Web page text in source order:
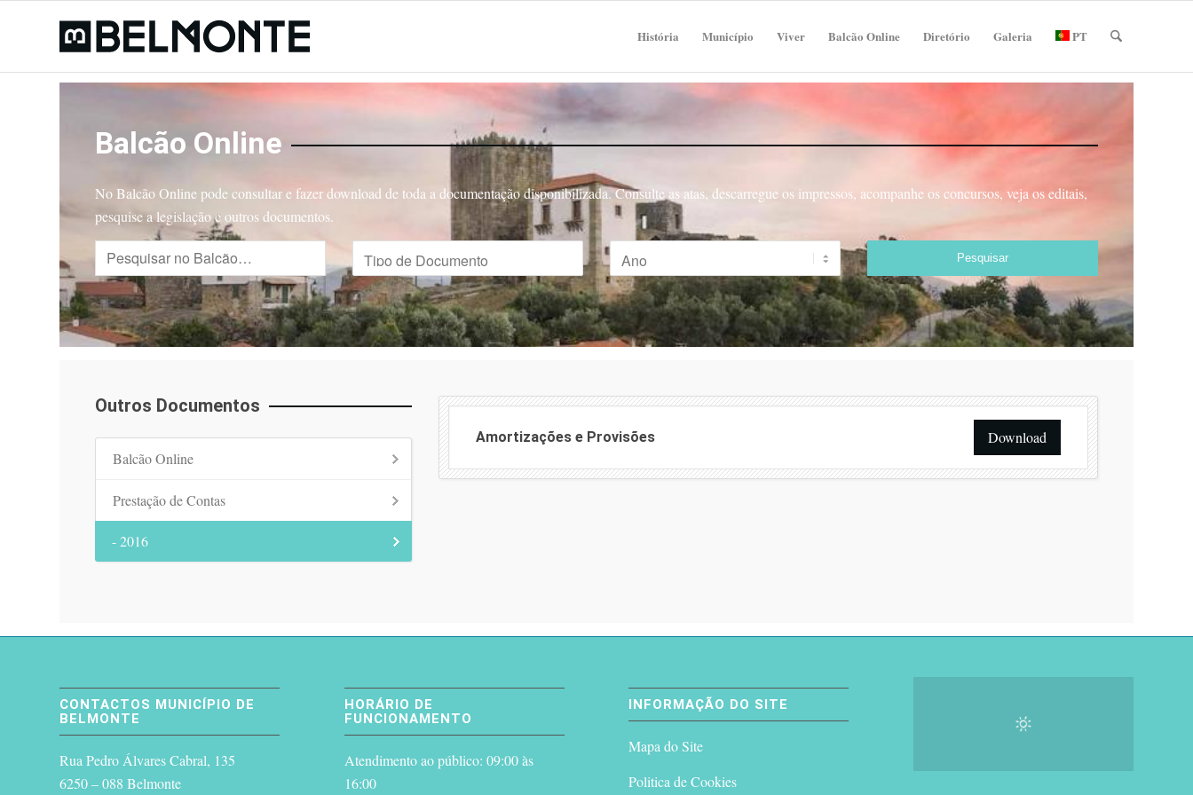
História Município Viver Balcão Online Diretório Galeria PT
Balcão Online
No Balcão Online pode consultar e fazer download de toda a documentação disponibilizada. Consulte as atas, descarregue os impressos, acompanhe os concursos, veja os editais,
pesquise a legislação e outros documentos.
Outros Documentos
Balcão Online
Prestação de Contas
- 2016
Amortizações e Provisões Download
CONTACTOS MUNICÍPIO DE
BELMONTE
Rua Pedro Álvares Cabral, 135
6250 – 088 Belmonte
HORÁRIO DE
FUNCIONAMENTO
Atendimento ao público: 09:00 às
16:00
INFORMAÇÃO DO SITE
Mapa do Site
Politica de Cookies